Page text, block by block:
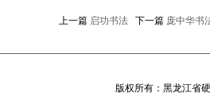
上一篇 启功书法 下一篇 庞中华书
版权所有：黑龙江省